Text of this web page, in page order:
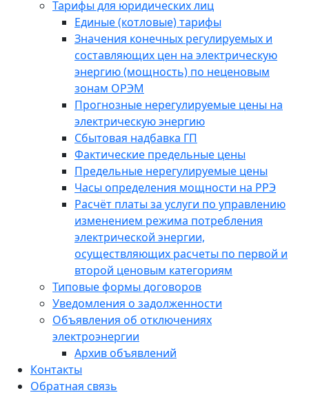
Тарифы для юридических лиц
Единые (котловые) тарифы
Значения конечных регулируемых и
составляющих цен на электрическую
энергию (мощность) по неценовым
зонам ОРЭМ
Прогнозные нерегулируемые цены на
электрическую энергию
Сбытовая надбавка ГП
Фактические предельные цены
Предельные нерегулируемые цены
Часы определения мощности на РРЭ
Расчёт платы за услуги по управлению
изменением режима потребления
электрической энергии,
осуществляющих расчеты по первой и
второй ценовым категориям
Типовые формы договоров
Уведомления о задолженности
Объявления об отключениях
электроэнергии
Архив объявлений
Контакты
Обратная связь